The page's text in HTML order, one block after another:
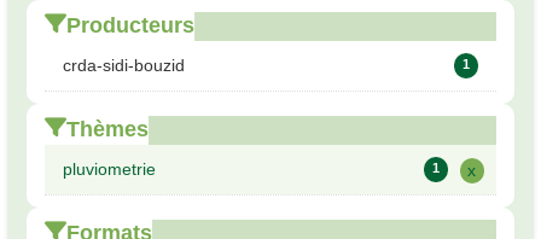
Producteurs
crda-sidi-bouzid 1
Thèmes
pluviometrie 1 x
Formats